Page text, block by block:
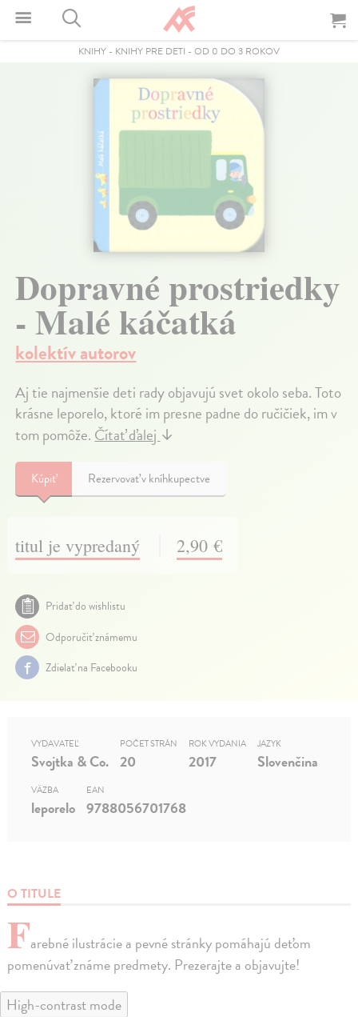
KNIHY - KNIHY PRE DETI - OD 0 DO 3 ROKOV
Dopravné prostriedky
- Malé káčatká
kolektív autorov
Aj tie najmenšie deti rady objavujú svet okolo seba. Toto
krásne leporelo, ktoré im presne padne do ručičiek, im v
tom pomôže.Čítať ďalej↓
Kúpiť Rezervovať v kníhkupectve
titul je vypredaný 2,90 €
Pridať do wishlistu
Odporučiť známemu
Zdielať na Facebooku
O TITULE
Farebné ilustrácie a pevné stránky pomáhajú deťom
pomenúvať známe predmety. Prezerajte a objavujte!
VYDAVATEĽ
Svojtka & Co.
POČET STRÁN
20
ROK VYDANIA
2017
JAZYK
Slovenčina
VÄZBA
leporelo
EAN
9788056701768
High-contrast mode